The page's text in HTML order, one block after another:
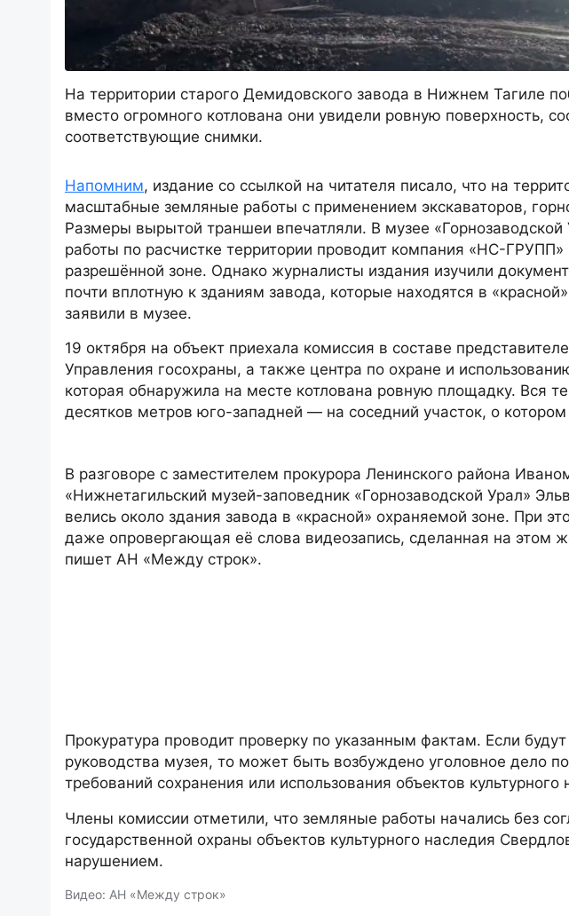
На территории старого Демидовского завода в Нижнем Тагиле
вместо огромного котлована они увидели ровную поверхность,
соответствующие снимки.
Напомним, издание со ссылкой на читателя писало, что на
масштабные земляные работы с применением экскаваторов,
Размеры вырытой траншеи впечатляли. В музее
работы по расчистке территории проводит компания «НС-ГРУПП»
разрешённой зоне. Однако журналисты издания изучили
почти вплотную к зданиям завода, которые находятся в
заявили в музее.
19 октября на объект приехала комиссия в составе
Управления госохраны, а также центра по охране и
которая обнаружила на месте котлована ровную площадку. Вся
десятков метров юго-западней — на соседний участок, о котором
В разговоре с заместителем прокурора Ленинского района
«Нижнетагильский музей-заповедник «Горнозаводской Урал»
велись около здания завода в «красной» охраняемой зоне. При
даже опровергающая её слова видеозапись, сделанная на этом
пишет АН «Между строк».
Прокуратура проводит проверку по указанным фактам. Если
руководства музея, то может быть возбуждено уголовное дело
требований сохранения или использования объектов культурного
Члены комиссии отметили, что земляные работы начались без
государственной охраны объектов культурного наследия
нарушением.
Видео: АН «Между строк»